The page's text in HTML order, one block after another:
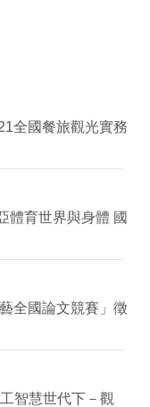
全國餐旅觀光實務
體育世界與身體 國
全國論文競賽」徵
智慧世代下－觀